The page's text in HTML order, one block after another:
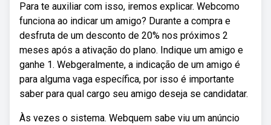
Para te auxiliar com isso, iremos explicar. Webcomo
funciona ao indicar um amigo? Durante a compra e
desfruta de um desconto de 20% nos próximos 2
meses após a ativação do plano. Indique um amigo e
ganhe 1. Webgeralmente, a indicação de um amigo é
para alguma vaga específica, por isso é importante
saber para qual cargo seu amigo deseja se candidatar.
Às vezes o sistema. Webquem sabe viu um anúncio